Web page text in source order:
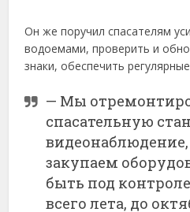
Он же поручил спасателям
водоемами, проверить и
знаки, обеспечить
— Мы
спасательную
закупаем
быть под
всего лета, до